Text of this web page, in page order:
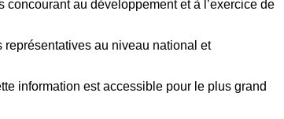
au développement et à l’exercice de
au niveau national et
information est accessible pour le plus grand